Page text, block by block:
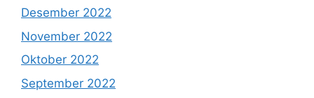
Desember 2022
November 2022
Oktober 2022
September 2022